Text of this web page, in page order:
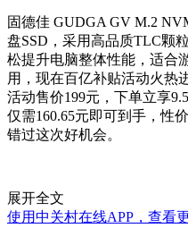
固德佳 GUDGA GV M.2
盘SSD，采用高品质TLC颗
松提升电脑整体性能，适合
用，现在百亿补贴活动火热
活动售价199元，下单立享
仅需160.65元即可到手，性
错过这次好机会。
展开全文
使用中关村在线APP，查看